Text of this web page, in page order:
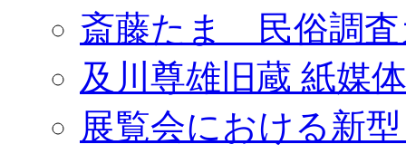
斎藤たま 民俗調査
及川尊雄旧蔵 紙媒
展覧会における新